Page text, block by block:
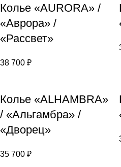
Колье «AURORA» /
«Аврора» /
«Рассвет»
38 700 ₽
Колье «ALHAMBRA»
/ «Альгамбра» /
«Дворец»
35 700 ₽